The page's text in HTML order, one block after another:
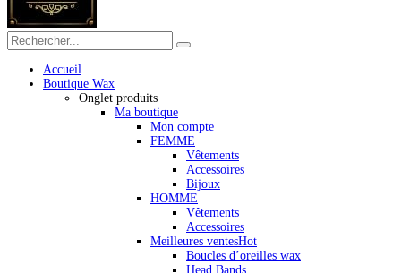
Accueil
Boutique Wax
Onglet produits
Ma boutique
Mon compte
FEMME
Vêtements
Accessoires
Bijoux
HOMME
Vêtements
Accessoires
Meilleures ventesHot
Boucles d’oreilles wax
Head Bands